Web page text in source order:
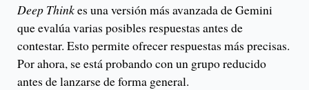
Deep Thinkes una versión más avanzada de Gemini
que evalúa varias posibles respuestas antes de
contestar. Esto permite ofrecer respuestas más precisas.
Por ahora, se está probando con un grupo reducido
antes de lanzarse de forma general.